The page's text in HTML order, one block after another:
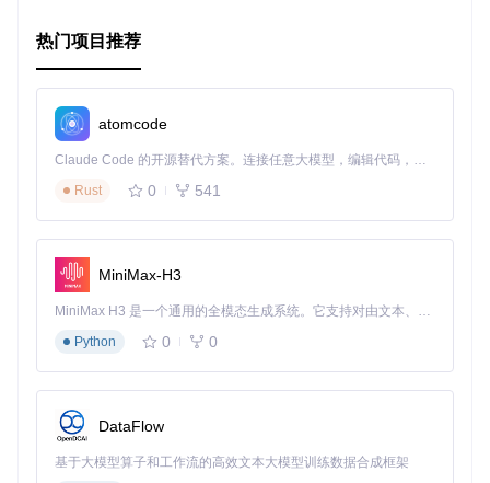
热门项目推荐
atomcode
Claude Code 的开源替代方案。连接任意大模型，编辑代码，运行命令，自动验证 — 全自动执行。用 Rust 构建，极致性能。 ｜ An open-source alternative to Claude Code. Connect any LLM, edit code, run commands, and verify changes — autonomously. Built in Rust for speed. Get Started
Rust
0 541
MiniMax-H3
MiniMax H3 是一个通用的全模态生成系统。它支持对由文本、图像、视频和音频组成的多模态上下文进行统一理解，并能生成分辨率高达 2K、时长可达 15 秒的带原生立体声音频的视频。得益于面向任务泛化的系统设计，H3 在预训练阶段就已具备广泛的多模态上下文理解与生成能力，能够出色地执行复杂的多模态指令。
Python
0 0
DataFlow
基于大模型算子和工作流的高效文本大模型训练数据合成框架